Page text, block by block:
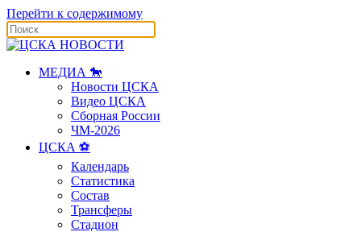
Перейти к содержимому
МЕДИА 🐎
Новости ЦСКА
Видео ЦСКА
Сборная России
ЧМ-2026
ЦСКА ⚽️
Календарь
Статистика
Состав
Трансферы
Стадион